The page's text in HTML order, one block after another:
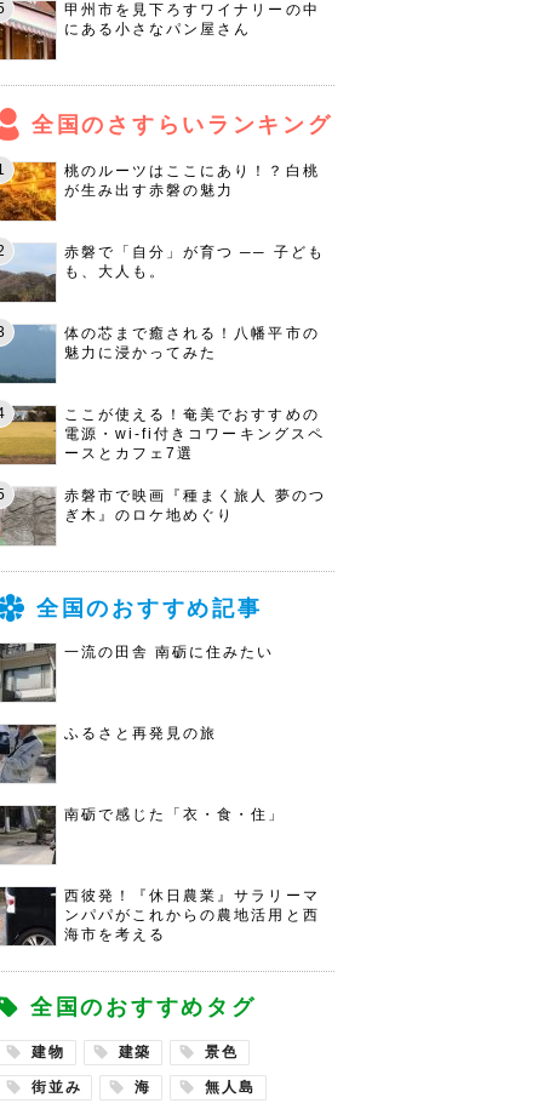
甲州市を見下ろすワイナリーの中
にある小さなパン屋さん
全国のさすらいランキング
桃のルーツはここにあり！？白桃
が生み出す赤磐の魅力
赤磐で「自分」が育つ ── 子ども
も、大人も。
体の芯まで癒される！八幡平市の
魅力に浸かってみた
ここが使える！奄美でおすすめの
電源・wi-fi付きコワーキングスペ
ースとカフェ7選
赤磐市で映画『種まく旅人 夢のつ
ぎ木』のロケ地めぐり
全国のおすすめ記事
一流の田舎 南砺に住みたい
ふるさと再発見の旅
南砺で感じた「衣・食・住」
西彼発！『休日農業』サラリーマ
ンパパがこれからの農地活用と西
海市を考える
全国のおすすめタグ
建物 建築 景色
街並み 海 無人島